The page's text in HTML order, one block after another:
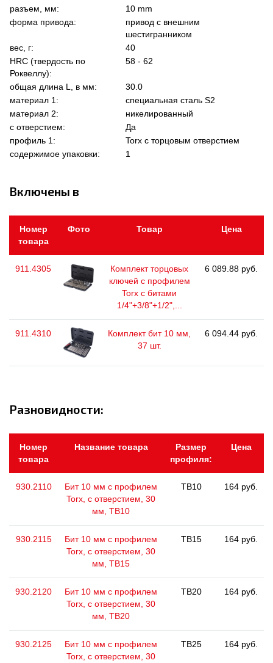
разъем, мм:
10 mm
форма привода:
привод с внешним
шестигранником
вес, г:
40
HRC (твердость по
Роквеллу):
58 - 62
общая длина L, в мм:
30.0
материал 1:
специальная сталь S2
материал 2:
никелированный
с отверстием:
Да
профиль 1:
Torx с торцовым отверстием
содержимое упаковки:
1
Включены в
Номер
товара
Фото Товар Цена
911.4305
Комплект торцовых
ключей с профилем
Torx с битами
1/4"+3/8"+1/2",...
6 089.88 руб.
911.4310
Комплект бит 10 мм,
37 шт.
6 094.44 руб.
Разновидности:
Номер
товара
Название товара
Размер
профиля:
Цена
930.2110
Бит 10 мм с профилем
Torx, с отверстием, 30
мм, ТВ10
TB10 164 руб.
930.2115
Бит 10 мм с профилем
Torx, с отверстием, 30
мм, ТВ15
TB15 164 руб.
930.2120
Бит 10 мм с профилем
Torx, с отверстием, 30
мм, ТВ20
TB20 164 руб.
930.2125
Бит 10 мм с профилем
Torx, с отверстием, 30
TB25 164 руб.